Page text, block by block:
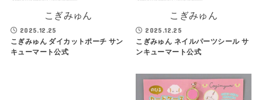
こぎみゅん
2025.12.25
こぎみゅん ダイカットポーチ サン
キューマート公式
こぎみゅん
2025.12.25
こぎみゅん ネイルパーツシール サ
ンキューマート公式